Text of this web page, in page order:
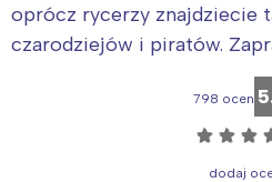
oprócz rycerzy znajdziecie
czarodziejów i piratów.
798 ocen
☆ ☆ ☆
dodaj